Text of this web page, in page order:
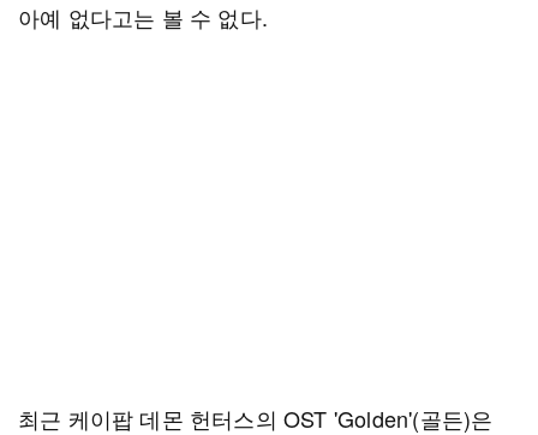
아예 없다고는 볼 수 없다.
최근 케이팝 데몬 헌터스의 OST 'Golden'(골든)은